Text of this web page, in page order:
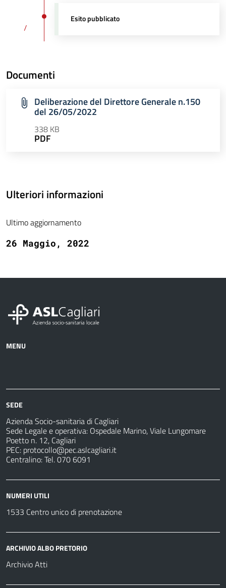
/
Esito pubblicato
Documenti
Deliberazione del Direttore Generale n.150
del 26/05/2022
338 KB
PDF
Ulteriori informazioni
Ultimo aggiornamento
26 Maggio, 2022
MENU
sanitarie
fare
SEDE
Azienda Socio-sanitaria di Cagliari
Sede Legale e operativa: Ospedale Marino, Viale Lungomare
Poetto n. 12, Cagliari
PEC: protocollo@pec.aslcagliari.it
Centralino: Tel. 070 6091
NUMERI UTILI
1533 Centro unico di prenotazione
ARCHIVIO ALBO PRETORIO
Archivio Atti